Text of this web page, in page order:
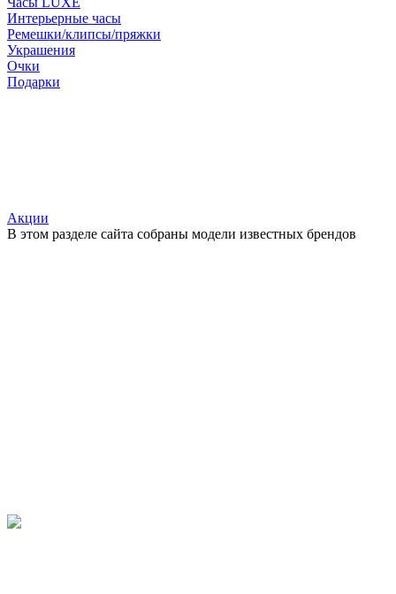
Интерьерные часы
Ремешки/клипсы/пряжки
Украшения
Очки
Подарки
Акции
В этом разделе сайта собраны модели известных брендов